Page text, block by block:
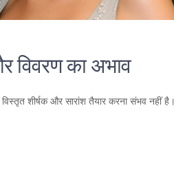
विवरण का अभाव
शीर्षक और सारांश तैयार करना संभव नहीं है।